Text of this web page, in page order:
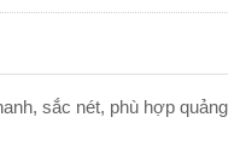
sắc nét, phù hợp quảng